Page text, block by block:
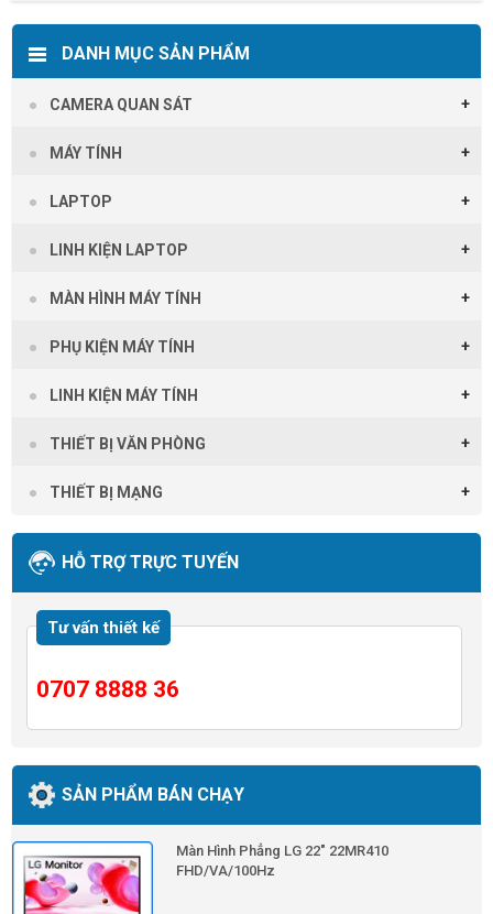
DANH MỤC SẢN PHẨM
CAMERA QUAN SÁT
MÁY TÍNH
LAPTOP
LINH KIỆN LAPTOP
MÀN HÌNH MÁY TÍNH
PHỤ KIỆN MÁY TÍNH
LINH KIỆN MÁY TÍNH
THIẾT BỊ VĂN PHÒNG
THIẾT BỊ MẠNG
HỖ TRỢ TRỰC TUYẾN
Tư vấn thiết kế
0707 8888 36
SẢN PHẨM BÁN CHẠY
Màn Hình Phẳng LG 22" 22MR410
FHD/VA/100Hz